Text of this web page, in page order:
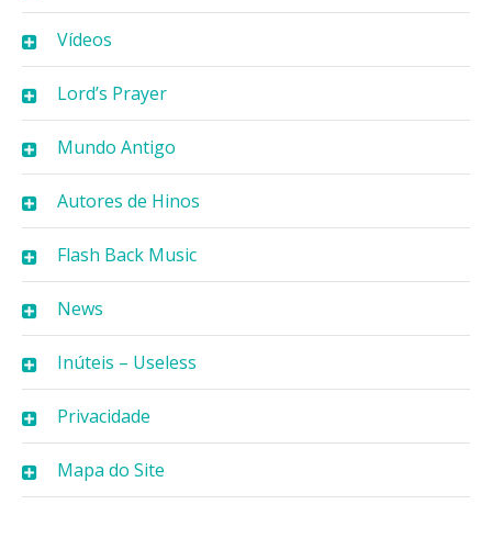
Vídeos
Lord’s Prayer
Mundo Antigo
Autores de Hinos
Flash Back Music
News
Inúteis – Useless
Privacidade
Mapa do Site